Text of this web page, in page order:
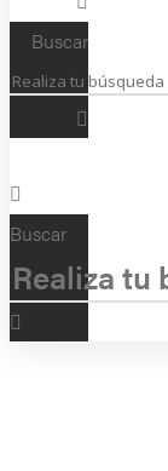
Buscar
Buscar